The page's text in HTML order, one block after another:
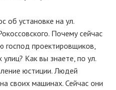
об установке на ул.
Почему сейчас
господ проектировщиков,
Как вы знаете, по ул.
юстиции. Людей
своих машинах. Сейчас они